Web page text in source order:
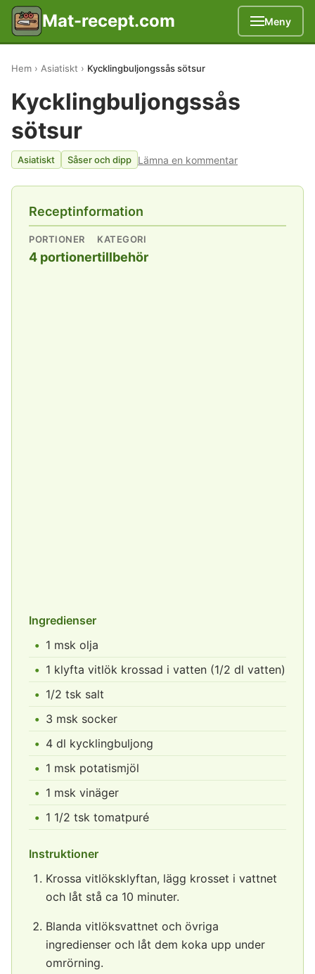
Mat-recept.com Meny
Hem Asiatiskt Kycklingbuljongssås sötsur
Kycklingbuljongssås
sötsur
Asiatiskt Såser och dipp Lämna en kommentar
Receptinformation
PORTIONER
4 portioner
KATEGORI
tillbehör
Ingredienser
1 msk olja
1 klyfta vitlök krossad i vatten (1/2 dl vatten)
1/2 tsk salt
3 msk socker
4 dl kycklingbuljong
1 msk potatismjöl
1 msk vinäger
1 1/2 tsk tomatpuré
Instruktioner
Krossa vitlöksklyftan, lägg krosset i vattnet
och låt stå ca 10 minuter.
Blanda vitlöksvattnet och övriga
ingredienser och låt dem koka upp under
omrörning.